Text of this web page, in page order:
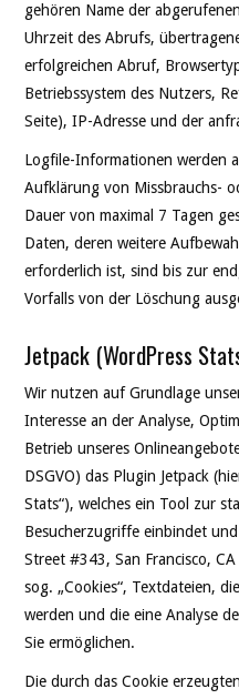
gehören Name der
Uhrzeit des Abrufs,
erfolgreichen Abruf,
Betriebssystem des Nutzers,
Seite), IP-Adresse und der
Logfile-Informationen werden
Aufklärung von Missbrauchs-
Dauer von maximal 7 Tagen
Daten, deren weitere
erforderlich ist, sind bis zur
Vorfalls von der Löschung
Jetpack (WordPress
Wir nutzen auf Grundlage
Interesse an der Analyse,
Betrieb unseres
DSGVO) das Plugin Jetpack
Stats“), welches ein Tool zur
Besucherzugriffe einbindet
Street #343, San Francisco,
sog. „Cookies“, Textdateien,
werden und die eine Analyse
Sie ermöglichen.
Die durch das Cookie